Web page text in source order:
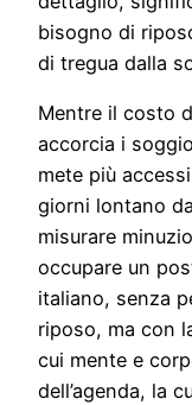
bisogno di
di tregua dalla
Mentre il costo
accorcia i
mete più
giorni lontano
misurare
occupare un
italiano, senza
riposo, ma con
cui mente e
dell’agenda, la